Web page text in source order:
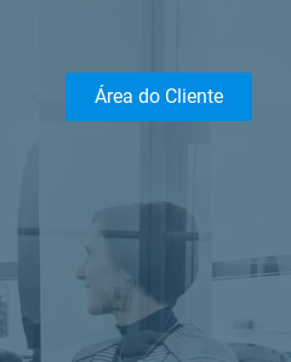
Área do Cliente